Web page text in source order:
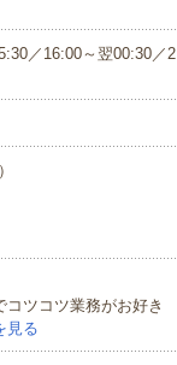
／16:00～翌00:30／2
コツコツ業務がお好き
見る